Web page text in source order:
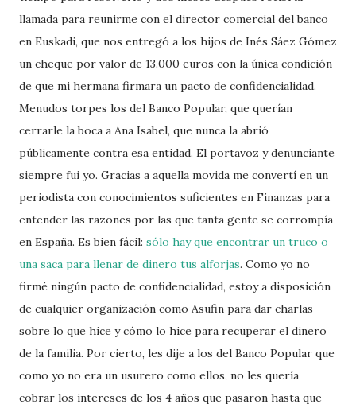
llamada para reunirme con el director comercial del banco
en Euskadi, que nos entregó a los hijos de Inés Sáez Gómez
un cheque por valor de 13.000 euros con la única condición
de que mi hermana firmara un pacto de confidencialidad.
Menudos torpes los del Banco Popular, que querían
cerrarle la boca a Ana Isabel, que nunca la abrió
públicamente contra esa entidad. El portavoz y denunciante
siempre fui yo. Gracias a aquella movida me convertí en un
periodista con conocimientos suficientes en Finanzas para
entender las razones por las que tanta gente se corrompía
en España. Es bien fácil: sólo hay que encontrar un truco o
una saca para llenar de dinero tus alforjas. Como yo no
firmé ningún pacto de confidencialidad, estoy a disposición
de cualquier organización como Asufin para dar charlas
sobre lo que hice y cómo lo hice para recuperar el dinero
de la familia. Por cierto, les dije a los del Banco Popular que
como yo no era un usurero como ellos, no les quería
cobrar los intereses de los 4 años que pasaron hasta que